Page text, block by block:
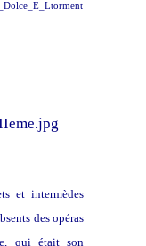
et intermèdes
des opéras
qui était son